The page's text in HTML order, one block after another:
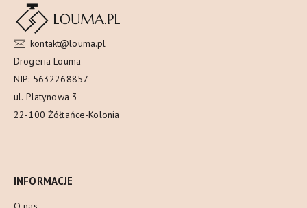
kontakt@louma.pl
Drogeria Louma
NIP: 5632268857
ul. Platynowa 3
22-100 Żółtańce-Kolonia
INFORMACJE